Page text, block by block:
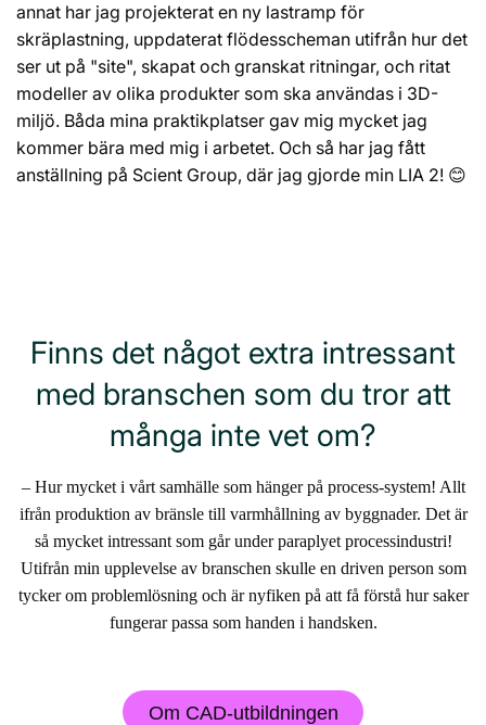
annat har jag projekterat en ny lastramp för
skräplastning, uppdaterat flödesscheman utifrån hur det
ser ut på "site", skapat och granskat ritningar, och ritat
modeller av olika produkter som ska användas i 3D-
miljö. Båda mina praktikplatser gav mig mycket jag
kommer bära med mig i arbetet. Och så har jag fått
anställning på Scient Group, där jag gjorde min LIA 2! 😊
Finns det något extra intressant
med branschen som du tror att
många inte vet om?
– Hur mycket i vårt samhälle som hänger på process-system! Allt
ifrån produktion av bränsle till varmhållning av byggnader. Det är
så mycket intressant som går under paraplyet processindustri!
Utifrån min upplevelse av branschen skulle en driven person som
tycker om problemlösning och är nyfiken på att få förstå hur saker
fungerar passa som handen i handsken.
Om CAD-utbildningen